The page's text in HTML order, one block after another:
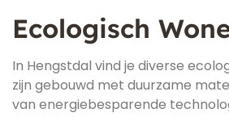
Ecologisch
In Hengstdal vind je diverse
zijn gebouwd met duurzame
van energiebesparende